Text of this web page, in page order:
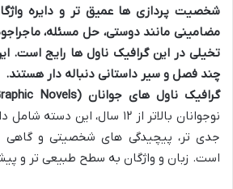
شخصیت پردازی ها عمیق تر و دایره
مضامینی مانند دوستی، حل مسئله،
تخیلی در این گرافیک ناول ها رایج است.
چند فصل و سیر داستانی دنباله دار هستند.
گرافیک ناول های جوانان (Young Adult Graphic Novels):
نوجوانان بالاتر از ۱۲ سال،
جدی تر، پیچیدگی های شخصیتی و گاهی
است. زبان و واژگان به سطح طبیعی تر و